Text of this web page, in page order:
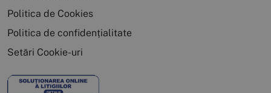
Politica de Cookies
Politica de confidențialitate
Setări Cookie-uri